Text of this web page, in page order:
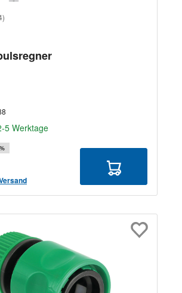
Bewertung von 3.75 von 5 Sternen
5 Werktage